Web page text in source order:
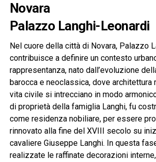
Novara
Palazzo Langhi-Leonardi
Nel cuore della città di Novara, Palazzo
contribuisce a definire un contesto
rappresentanza, nato dall’evoluzione
barocca e neoclassica, dove architettura
vita civile si intrecciano in modo
di proprietà della famiglia Langhi, fu
come residenza nobiliare, per essere
rinnovato alla fine del XVIII secolo su
cavaliere Giuseppe Langhi. In questa
realizzate le raffinate decorazioni